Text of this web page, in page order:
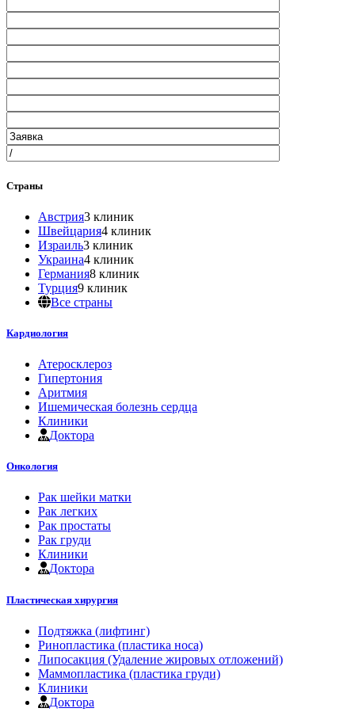
Страны
Австрия3 клиник
Швейцария4 клиник
Израиль3 клиник
Украина4 клиник
Германия8 клиник
Турция9 клиник
Все страны
Кардиология
Атеросклероз
Гипертония
Аритмия
Ишемическая болезнь сердца
Клиники
Доктора
Онкология
Рак шейки матки
Рак легких
Рак простаты
Рак груди
Клиники
Доктора
Пластическая хирургия
Подтяжка (лифтинг)
Ринопластика (пластика носа)
Липосакция (Удаление жировых отложений)
Маммопластика (пластика груди)
Клиники
Доктора